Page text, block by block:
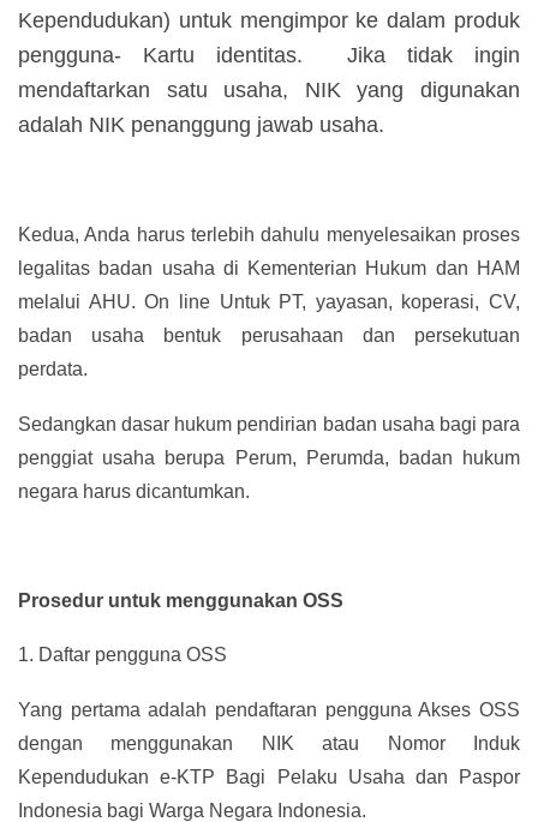
Kependudukan) untuk mengimpor ke dalam produk
pengguna- Kartu identitas. Jika tidak ingin
mendaftarkan satu usaha, NIK yang digunakan
adalah NIK penanggung jawab usaha.
Kedua, Anda harus terlebih dahulu menyelesaikan proses
legalitas badan usaha di Kementerian Hukum dan HAM
melalui AHU. On line Untuk PT, yayasan, koperasi, CV,
badan usaha bentuk perusahaan dan persekutuan
perdata.
Sedangkan dasar hukum pendirian badan usaha bagi para
penggiat usaha berupa Perum, Perumda, badan hukum
negara harus dicantumkan.
Prosedur untuk menggunakan OSS
1. Daftar pengguna OSS
Yang pertama adalah pendaftaran pengguna Akses OSS
dengan menggunakan NIK atau Nomor Induk
Kependudukan e-KTP Bagi Pelaku Usaha dan Paspor
Indonesia bagi Warga Negara Indonesia.